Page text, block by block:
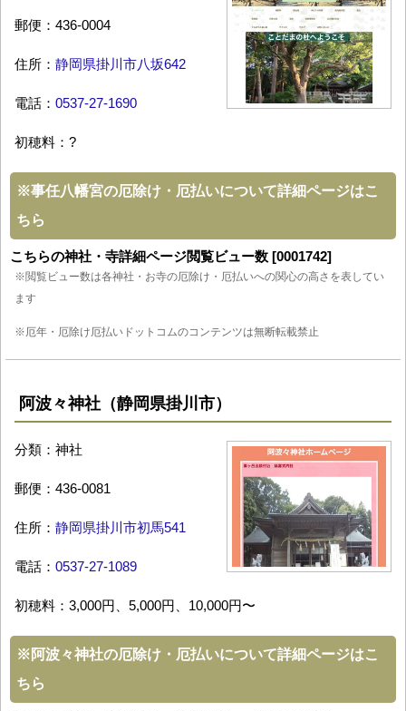
郵便：436-0004
住所： 静岡県掛川市八坂642
電話： 0537-27-1690
初穂料：?
※事任八幡宮の厄除け・厄払いについて詳細ページはこ
ちら
こちらの神社・寺詳細ページ閲覧ビュー数 [0001742]
※閲覧ビュー数は各神社・お寺の厄除け・厄払いへの関心の高さを表してい
ます
※厄年・厄除け厄払いドットコムのコンテンツは無断転載禁止
阿波々神社（静岡県掛川市）
分類：神社
郵便：436-0081
住所： 静岡県掛川市初馬541
電話： 0537-27-1089
初穂料：3,000円、5,000円、10,000円〜
※阿波々神社の厄除け・厄払いについて詳細ページはこ
ちら